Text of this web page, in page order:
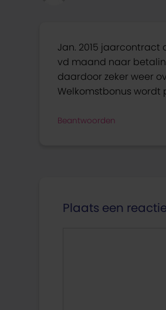
Jan. 2015 jaarcontract
vd maand naar
daardoor zeker weer
Welkomstbonus wordt
Beantwoorden
Plaats een